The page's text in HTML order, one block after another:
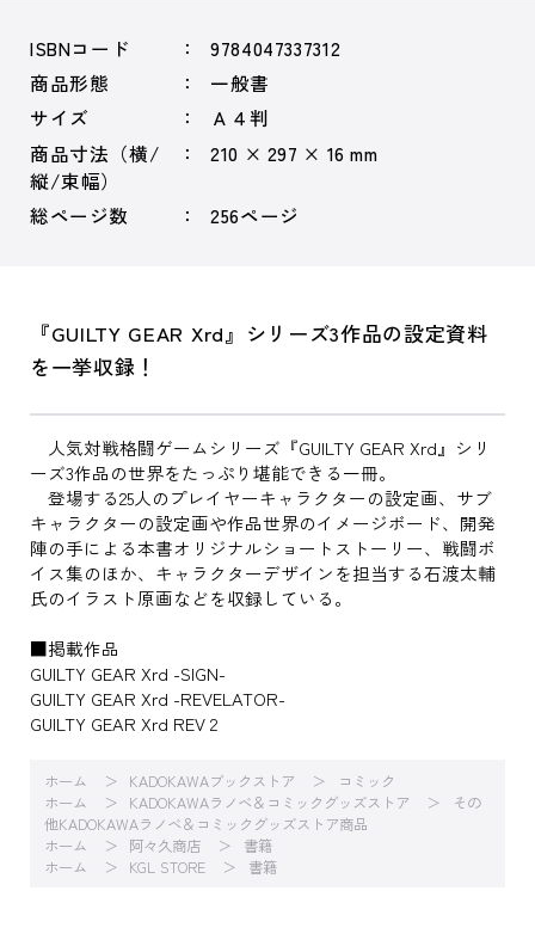
ISBNコード
9784047337312
商品形態
一般書
サイズ
Ａ４判
商品寸法（横/
縦/束幅）
210 × 297 × 16 mm
総ページ数 256ページ
『GUILTY GEAR Xrd』シリーズ3作品の設定資料
を一挙収録！
人気対戦格闘ゲームシリーズ『GUILTY GEAR Xrd』シリ
ーズ3作品の世界をたっぷり堪能できる一冊。
登場する25人のプレイヤーキャラクターの設定画、サブ
キャラクターの設定画や作品世界のイメージボード、開発
陣の手による本書オリジナルショートストーリー、戦闘ボ
イス集のほか、キャラクターデザインを担当する石渡太輔
氏のイラスト原画などを収録している。
■掲載作品
GUILTY GEAR Xrd -SIGN-
GUILTY GEAR Xrd -REVELATOR-
GUILTY GEAR Xrd REV 2
ホーム KADOKAWAブックストア
コミック
ホーム
KADOKAWAラノベ＆コミックグッズストア
その
他KADOKAWAラノベ＆コミックグッズストア商品
ホーム
阿々久商店
書籍
ホーム
KGL STORE 書籍